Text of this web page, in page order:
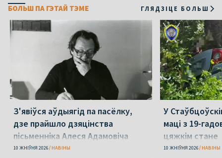
БОЛЬШ ПА ГЭТАЙ ТЭМЕ ГЛЯДЗІЦЕ БОЛЬШ
З'явіўся аўдыягід па пасёлку,
дзе прайшло дзяцінства
пісьменніка Алеся Адамовіча
10 ЖНІЎНЯ 2026 НАВІНЫ
У
маці з 19-
цяжкім стане
10 ЖНІЎНЯ 2026 НАВІНЫ